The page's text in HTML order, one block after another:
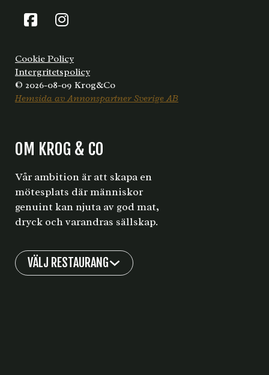
Cookie Policy
Intergritetspolicy
© 2026-08-09 Krog&Co
Hemsida av Annonspartner Sverige AB
OM KROG & CO
Vår ambition är att skapa en
mötesplats där människor
genuint kan njuta av god mat,
dryck och varandras sällskap.
VÄLJ RESTAURANG